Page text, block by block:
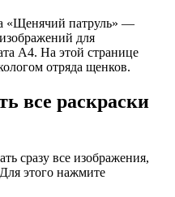
«Щенячий патруль» —
для
А4. На этой странице
отряда щенков.
все раскраски
сразу все изображения,
этого нажмите